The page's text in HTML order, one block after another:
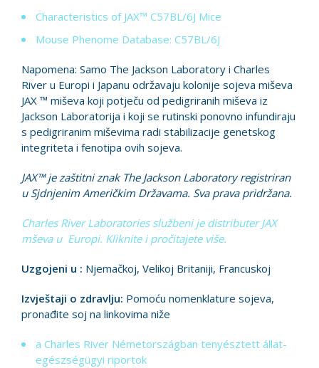
Characteristics of JAX™ C57BL/6J Mice
Mouse Phenome Database: C57BL/6J
Napomena: Samo The Jackson Laboratory i Charles
River u Europi i Japanu održavaju kolonije sojeva miševa
JAX ™ miševa koji potječu od pedigriranih miševa iz
Jackson Laboratorija i koji se rutinski ponovno infundiraju
s pedigriranim miševima radi stabilizacije genetskog
integriteta i fenotipa ovih sojeva.
JAX™ je zaštitni znak The Jackson Laboratory registriran
u Sjdnjenim Američkim Državama. Sva prava pridržana.
Charles River Laboratories službeni je distributer JAX
mševa u Europi. Kliknite i pročitajete više.
Uzgojeni u : Njemačkoj, Velikoj Britaniji, Francuskoj
Izvještaji o zdravlju: Pomoću nomenklature sojeva,
pronađite soj na linkovima niže
a Charles River Németországban tenyésztett állat-
egészségügyi riportok